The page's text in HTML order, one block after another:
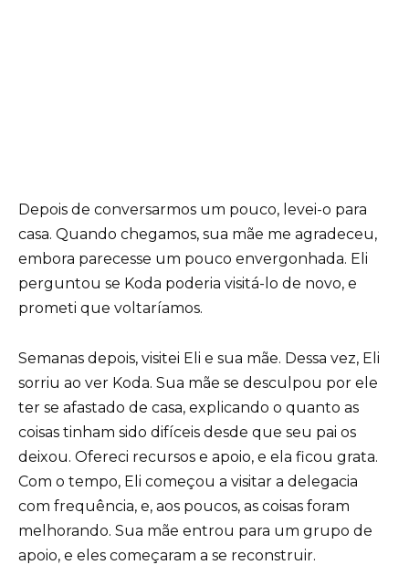
Depois de conversarmos um pouco, levei-o para
casa. Quando chegamos, sua mãe me agradeceu,
embora parecesse um pouco envergonhada. Eli
perguntou se Koda poderia visitá-lo de novo, e
prometi que voltaríamos.
Semanas depois, visitei Eli e sua mãe. Dessa vez, Eli
sorriu ao ver Koda. Sua mãe se desculpou por ele
ter se afastado de casa, explicando o quanto as
coisas tinham sido difíceis desde que seu pai os
deixou. Ofereci recursos e apoio, e ela ficou grata.
Com o tempo, Eli começou a visitar a delegacia
com frequência, e, aos poucos, as coisas foram
melhorando. Sua mãe entrou para um grupo de
apoio, e eles começaram a se reconstruir.